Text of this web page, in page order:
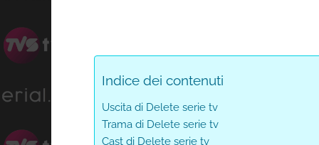
Indice dei contenuti
Uscita di Delete serie tv
Trama di Delete serie tv
Cast di Delete serie tv